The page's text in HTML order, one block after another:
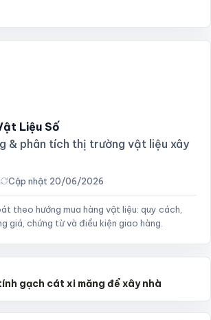
Liệu Số
& phân tích thị trường vật liệu xây
Cập nhật 20/06/2026
theo hướng mua hàng vật liệu: quy cách,
giá, chứng từ và điều kiện giao hàng.
gạch cát xi măng để xây nhà